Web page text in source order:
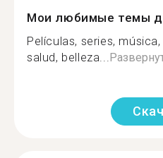
Мои любимые темы
Películas, series,
salud, belleza...